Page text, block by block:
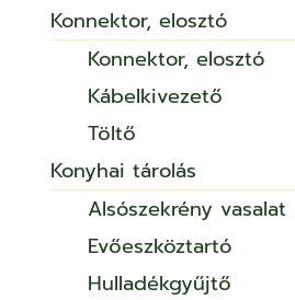
Konnektor, elosztó
Konnektor, elosztó
Kábelkivezető
Töltő
Konyhai tárolás
Alsószekrény vasalat
Evőeszköztartó
Hulladékgyűjtő